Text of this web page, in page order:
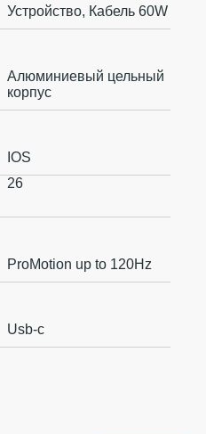
Устройство, Кабель 60W
Алюминиевый цельный
корпус
IOS
26
ProMotion up to 120Hz
Usb-c